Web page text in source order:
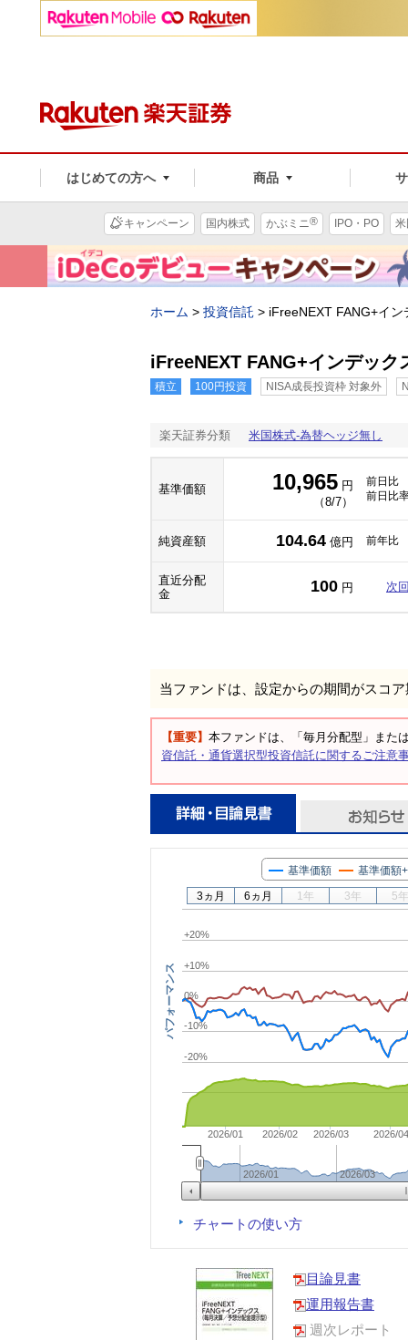
はじめての方へ 商品
キャンペーン 国内株式 かぶミニ® IPO・PO
ホーム > 投資信託 > iFreeNEXT FANG+イ
iFreeNEXT FANG+インデッ
積立 100円投資 NISA成長投資枠 対象外
楽天証券分類 米国株式-為替ヘッジ無し
基準価額 10,965 円
（8/7）
前日比
前日比
純資産額 104.64 億円 前年比
直近分配
金
100 円 次
当ファンドは、設定からの期間がスコ
【重要】 本ファンドは、「毎月分配型」また
資信託・通貨選択型投資信託に関するご注意
パフォーマンス
基準価額 基準価額
2026/01 2026/02 2026/03 2026/04
2026/01 2026/03
-20%
-10%
0%
+10%
+20%
3ヵ月 6ヵ月 1年 3年 5年
チャートの使い方
目論見書
運用報告書
週次レポート